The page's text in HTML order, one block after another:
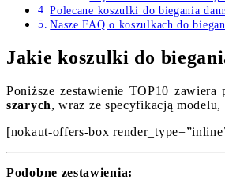
Polecane koszulki do biegania
Nasze FAQ o koszulkach do
Jakie koszulki do
Poniższe zestawienie TOP10 zawiera
szarych, wraz ze specyfikacją
[nokaut-offers-box
Podobne zestawienia: